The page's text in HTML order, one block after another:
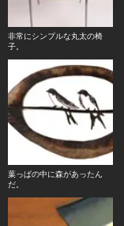
非常にシンプルな丸太の椅
子。
葉っぱの中に森があったん
だ。